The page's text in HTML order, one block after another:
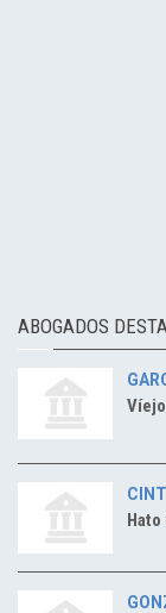
ABOGADOS